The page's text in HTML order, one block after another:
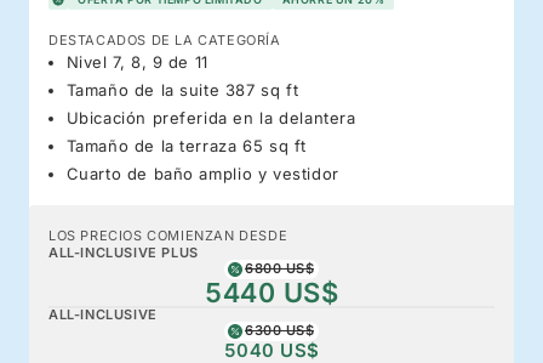
DESTACADOS DE LA CATEGORÍA
Nivel 7, 8, 9 de 11
Tamaño de la suite 387 sq ft
Ubicación preferida en la delantera
Tamaño de la terraza 65 sq ft
Cuarto de baño amplio y vestidor
LOS PRECIOS COMIENZAN DESDE
ALL-INCLUSIVE PLUS
6800 US$
5440 US$
ALL-INCLUSIVE
6300 US$
5040 US$